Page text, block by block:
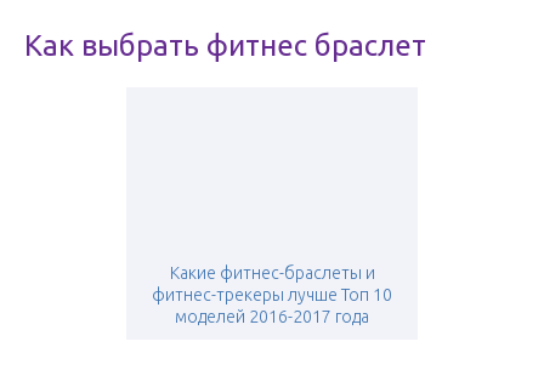
Как выбрать фитнес браслет
Какие фитнес-браслеты и
фитнес-трекеры лучше Топ 10
моделей 2016-2017 года